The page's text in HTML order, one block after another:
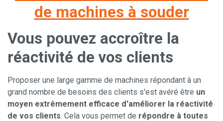
de machines à souder
Vous pouvez accroître la
réactivité de vos clients
Proposer une large gamme de machines répondant à un
grand nombre de besoins des clients s'est avéré être un
moyen extrêmement efficace d'améliorer la réactivité
de vos clients. Cela vous permet de répondre à toutes